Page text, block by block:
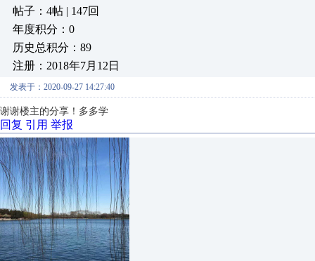
帖子：4帖 | 147回
年度积分：0
历史总积分：89
注册：2018年7月12日
发表于：2020-09-27 14:27:40
谢谢楼主的分享！多多学
回复 引用 举报